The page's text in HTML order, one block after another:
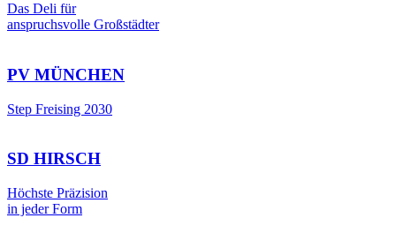
Das Deli für
anspruchsvolle Großstädter
PV MÜNCHEN
Step Freising 2030
SD HIRSCH
Höchste Präzision
in jeder Form